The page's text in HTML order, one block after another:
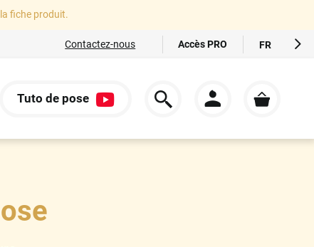
fiche produit.
Contactez-nous Accès PRO FR
DE
Tuto de pose